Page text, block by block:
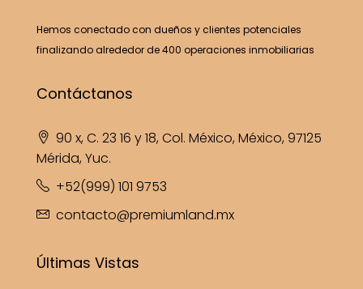
Hemos conectado con dueños y clientes potenciales
finalizando alrededor de 400 operaciones inmobiliarias
Contáctanos
90 x, C. 23 16 y 18, Col. México, México, 97125
Mérida, Yuc.
+52(999) 101 9753
contacto@premiumland.mx
Últimas Vistas